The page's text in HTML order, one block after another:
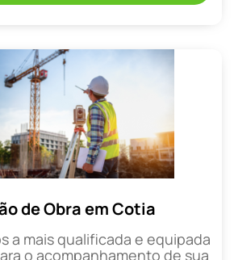
de Obra em Cotia
a mais qualificada e equipada
o acompanhamento de sua